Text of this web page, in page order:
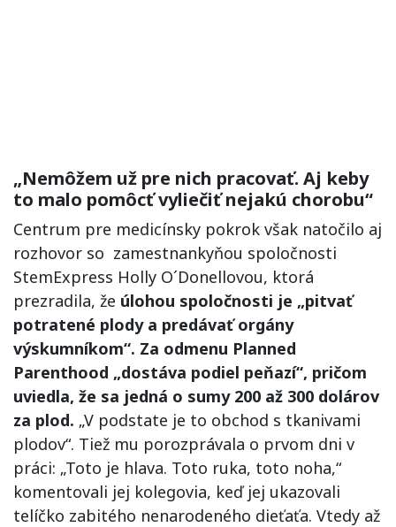
„Nemôžem už pre nich pracovať. Aj keby
to malo pomôcť vyliečiť nejakú chorobu“
Centrum pre medicínsky pokrok však natočilo aj
rozhovor so zamestnankyňou spoločnosti
StemExpress Holly O´Donellovou, ktorá
prezradila, že úlohou spoločnosti je „pitvať
potratené plody a predávať orgány
výskumníkom“. Za odmenu Planned
Parenthood „dostáva podiel peňazí“, pričom
uviedla, že sa jedná o sumy 200 až 300 dolárov
za plod. „V podstate je to obchod s tkanivami
plodov“. Tiež mu porozprávala o prvom dni v
práci: „Toto je hlava. Toto ruka, toto noha,“
komentovali jej kolegovia, keď jej ukazovali
telíčko zabitého nenarodeného dieťaťa. Vtedy až